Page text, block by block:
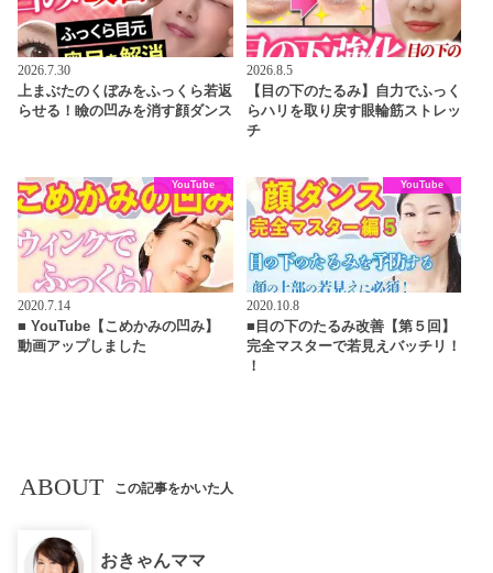
2026.7.30
上まぶたのくぼみをふっくら若返
らせる！瞼の凹みを消す顔ダンス
2026.8.5
【目の下のたるみ】自力でふっく
らハリを取り戻す眼輪筋ストレッ
チ
YouTube
2020.7.14
■ YouTube【こめかみの凹み】
動画アップしました
YouTube
2020.10.8
■目の下のたるみ改善【第５回】
完全マスターで若見えバッチリ！
！
ABOUT この記事をかいた人
おきゃんママ